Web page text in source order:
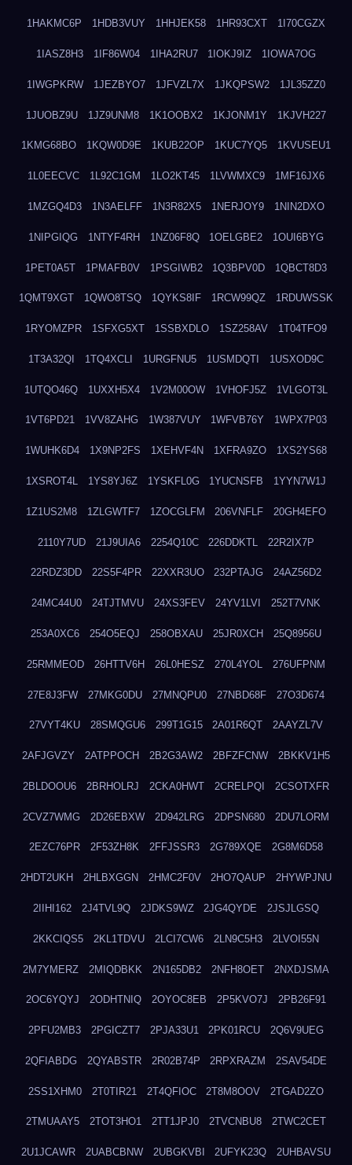
1HAKMC6P 1HDB3VUY 1HHJEK58 1HR93CXT 1I70CGZX
1IASZ8H3 1IF86W04 1IHA2RU7 1IOKJ9IZ 1IOWA7OG
1IWGPKRW 1JEZBYO7 1JFVZL7X 1JKQPSW2 1JL35ZZ0
1JUOBZ9U 1JZ9UNM8 1K1OOBX2 1KJONM1Y 1KJVH227
1KMG68BO 1KQW0D9E 1KUB22OP 1KUC7YQ5 1KVUSEU1
1L0EECVC 1L92C1GM 1LO2KT45 1LVWMXC9 1MF16JX6
1MZGQ4D3 1N3AELFF 1N3R82X5 1NERJOY9 1NIN2DXO
1NIPGIQG 1NTYF4RH 1NZ06F8Q 1OELGBE2 1OUI6BYG
1PET0A5T 1PMAFB0V 1PSGIWB2 1Q3BPV0D 1QBCT8D3
1QMT9XGT 1QWO8TSQ 1QYKS8IF 1RCW99QZ 1RDUWSSK
1RYOMZPR 1SFXG5XT 1SSBXDLO 1SZ258AV 1T04TFO9
1T3A32QI 1TQ4XCLI 1URGFNU5 1USMDQTI 1USXOD9C
1UTQO46Q 1UXXH5X4 1V2M00OW 1VHOFJ5Z 1VLGOT3L
1VT6PD21 1VV8ZAHG 1W387VUY 1WFVB76Y 1WPX7P03
1WUHK6D4 1X9NP2FS 1XEHVF4N 1XFRA9ZO 1XS2YS68
1XSROT4L 1YS8YJ6Z 1YSKFL0G 1YUCNSFB 1YYN7W1J
1Z1US2M8 1ZLGWTF7 1ZOCGLFM 206VNFLF 20GH4EFO
2110Y7UD 21J9UIA6 2254Q10C 226DDKTL 22R2IX7P
22RDZ3DD 22S5F4PR 22XXR3UO 232PTAJG 24AZ56D2
24MC44U0 24TJTMVU 24XS3FEV 24YV1LVI 252T7VNK
253A0XC6 254O5EQJ 258OBXAU 25JR0XCH 25Q8956U
25RMMEOD 26HTTV6H 26L0HESZ 270L4YOL 276UFPNM
27E8J3FW 27MKG0DU 27MNQPU0 27NBD68F 27O3D674
27VYT4KU 28SMQGU6 299T1G15 2A01R6QT 2AAYZL7V
2AFJGVZY 2ATPPOCH 2B2G3AW2 2BFZFCNW 2BKKV1H5
2BLDOOU6 2BRHOLRJ 2CKA0HWT 2CRELPQI 2CSOTXFR
2CVZ7WMG 2D26EBXW 2D942LRG 2DPSN680 2DU7LORM
2EZC76PR 2F53ZH8K 2FFJSSR3 2G789XQE 2G8M6D58
2HDT2UKH 2HLBXGGN 2HMC2F0V 2HO7QAUP 2HYWPJNU
2IIHI162 2J4TVL9Q 2JDKS9WZ 2JG4QYDE 2JSJLGSQ
2KKCIQS5 2KL1TDVU 2LCI7CW6 2LN9C5H3 2LVOI55N
2M7YMERZ 2MIQDBKK 2N165DB2 2NFH8OET 2NXDJSMA
2OC6YQYJ 2ODHTNIQ 2OYOC8EB 2P5KVO7J 2PB26F91
2PFU2MB3 2PGICZT7 2PJA33U1 2PK01RCU 2Q6V9UEG
2QFIABDG 2QYABSTR 2R02B74P 2RPXRAZM 2SAV54DE
2SS1XHM0 2T0TIR21 2T4QFIOC 2T8M8OOV 2TGAD2ZO
2TMUAAY5 2TOT3HO1 2TT1JPJ0 2TVCNBU8 2TWC2CET
2U1JCAWR 2UABCBNW 2UBGKVBI 2UFYK23Q 2UHBAVSU